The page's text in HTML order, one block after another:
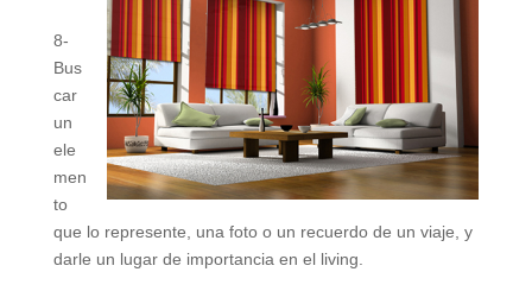
8-
Bus
car
un
ele
men
to
que lo represente, una foto o un recuerdo de un viaje, y
darle un lugar de importancia en el living.